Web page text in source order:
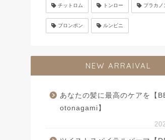
チットロム トンロー プラカノ
プロンポン ルンピニ
NEW ARRAIVAL
あなたの髪に最高のケアを【
otonagami】